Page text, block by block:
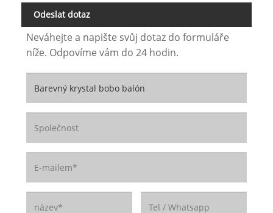
Odeslat dotaz
Neváhejte a napište svůj dotaz do formuláře
níže. Odpovíme vám do 24 hodin.